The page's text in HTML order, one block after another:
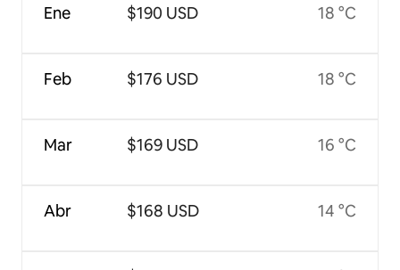
Ene
Feb
Mar
Abr
$190 USD
$176 USD
$169 USD
$168 USD
18 °C
18 °C
16 °C
14 °C